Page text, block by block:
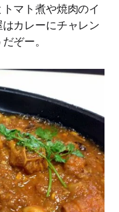
マト煮や焼肉のイ
カレーにチャレン
ぞー。